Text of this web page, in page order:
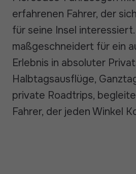
erfahrenen Fahrer, der
für seine Insel
maßgeschneidert für ein
Erlebnis in absoluter
Halbtagsausflüge,
private Roadtrips,
Fahrer, der jeden Winkel